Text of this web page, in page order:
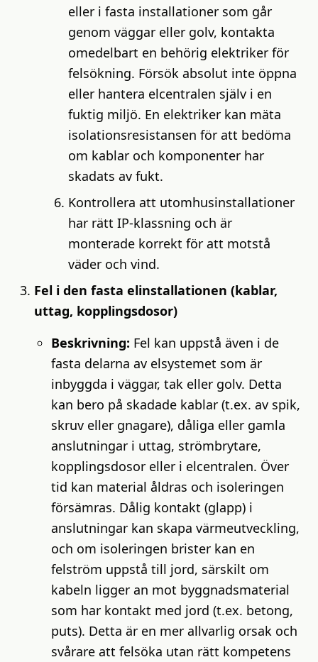
eller i fasta installationer som går
genom väggar eller golv, kontakta
omedelbart en behörig elektriker för
felsökning. Försök absolut inte öppna
eller hantera elcentralen själv i en
fuktig miljö. En elektriker kan mäta
isolationsresistansen för att bedöma
om kablar och komponenter har
skadats av fukt.
Kontrollera att utomhusinstallationer
har rätt IP-klassning och är
monterade korrekt för att motstå
väder och vind.
Fel i den fasta elinstallationen (kablar,
uttag, kopplingsdosor)
Beskrivning: Fel kan uppstå även i de
fasta delarna av elsystemet som är
inbyggda i väggar, tak eller golv. Detta
kan bero på skadade kablar (t.ex. av spik,
skruv eller gnagare), dåliga eller gamla
anslutningar i uttag, strömbrytare,
kopplingsdosor eller i elcentralen. Över
tid kan material åldras och isoleringen
försämras. Dålig kontakt (glapp) i
anslutningar kan skapa värmeutveckling,
och om isoleringen brister kan en
felström uppstå till jord, särskilt om
kabeln ligger an mot byggnadsmaterial
som har kontakt med jord (t.ex. betong,
puts). Detta är en mer allvarlig orsak och
svårare att felsöka utan rätt kompetens